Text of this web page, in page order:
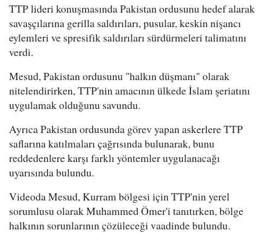
TTP lideri konuşmasında Pakistan ordusunu hedef alarak
savaşçılarına gerilla saldırıları, pusular, keskin nişancı
eylemleri ve spresifik saldırıları sürdürmeleri talimatını
verdi.
Mesud, Pakistan ordusunu "halkın düşmanı" olarak
nitelendirirken, TTP'nin amacının ülkede İslam şeriatını
uygulamak olduğunu savundu.
Ayrıca Pakistan ordusunda görev yapan askerlere TTP
saflarına katılmaları çağrısında bulunarak, bunu
reddedenlere karşı farklı yöntemler uygulanacağı
uyarısında bulundu.
Videoda Mesud, Kurram bölgesi için TTP'nin yerel
sorumlusu olarak Muhammed Ömer'i tanıtırken, bölge
halkının sorunlarının çözüleceği vaadinde bulundu.